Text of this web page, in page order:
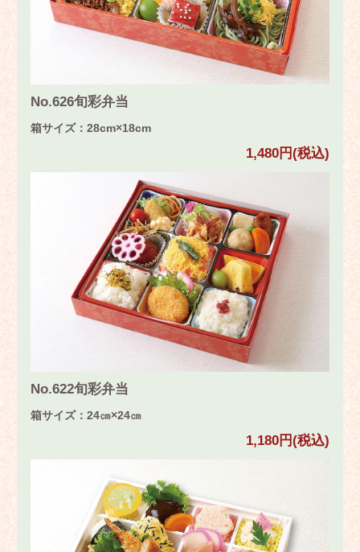
No.626旬彩弁当
箱サイズ：28cm×18cm
1,480円(税込)
No.622旬彩弁当
箱サイズ：24㎝×24㎝
1,180円(税込)